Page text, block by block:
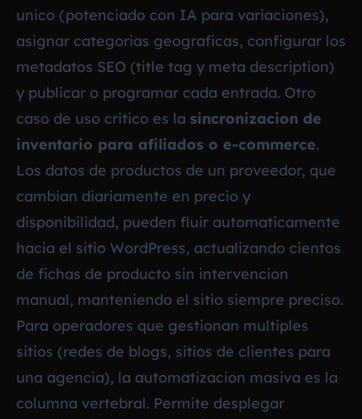
unico (potenciado con IA para variaciones),
asignar categorias geograficas, configurar los
metadatos SEO (title tag y meta description)
y publicar o programar cada entrada. Otro
caso de uso critico es la sincronizacion de
inventario para afiliados o e-commerce.
Los datos de productos de un proveedor, que
cambian diariamente en precio y
disponibilidad, pueden fluir automaticamente
hacia el sitio WordPress, actualizando cientos
de fichas de producto sin intervencion
manual, manteniendo el sitio siempre preciso.
Para operadores que gestionan multiples
sitios (redes de blogs, sitios de clientes para
una agencia), la automatizacion masiva es la
columna vertebral. Permite desplegar